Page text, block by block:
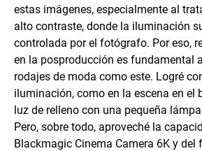
estas imágenes, especialmente al
alto contraste, donde la iluminación
controlada por el fotógrafo. Por eso,
en la posproducción es fundamental
rodajes de moda como este. Logré
iluminación, como en la escena en el
luz de relleno con una pequeña
Pero, sobre todo, aproveché la
Blackmagic Cinema Camera 6K y del